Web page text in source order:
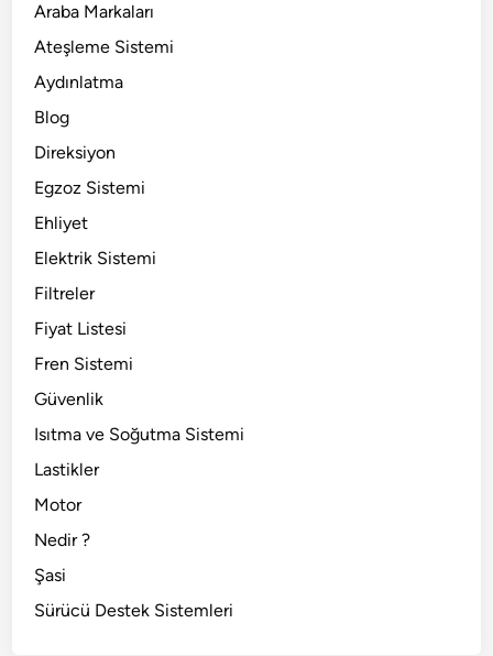
Araba Markaları
Ateşleme Sistemi
Aydınlatma
Blog
Direksiyon
Egzoz Sistemi
Ehliyet
Elektrik Sistemi
Filtreler
Fiyat Listesi
Fren Sistemi
Güvenlik
Isıtma ve Soğutma Sistemi
Lastikler
Motor
Nedir ?
Şasi
Sürücü Destek Sistemleri